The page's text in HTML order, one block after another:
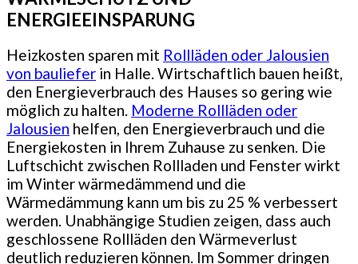
ENERGIEEINSPARUNG
Heizkosten sparen mit Rollläden oder Jalousien
von bauliefer in Halle. Wirtschaftlich bauen heißt,
den Energieverbrauch des Hauses so gering wie
möglich zu halten. Moderne Rollläden oder
Jalousien helfen, den Energieverbrauch und die
Energiekosten in Ihrem Zuhause zu senken. Die
Luftschicht zwischen Rollladen und Fenster wirkt
im Winter wärmedämmend und die
Wärmedämmung kann um bis zu 25 % verbessert
werden. Unabhängige Studien zeigen, dass auch
geschlossene Rollläden den Wärmeverlust
deutlich reduzieren können. Im Sommer dringen